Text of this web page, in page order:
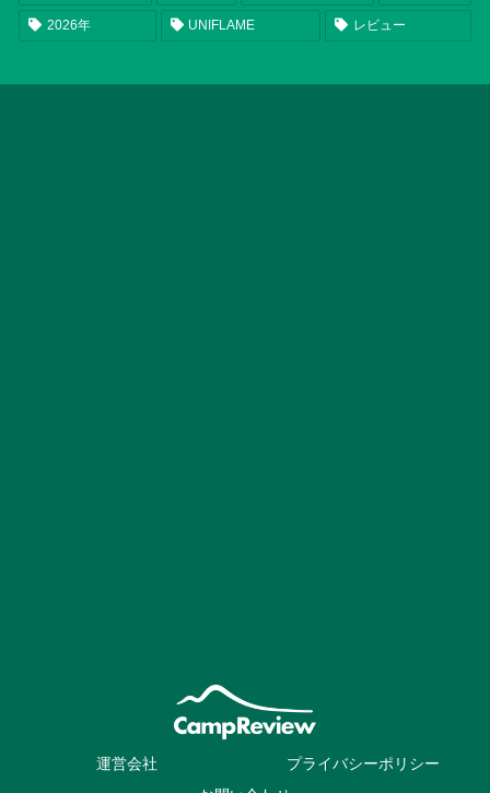
2026年 UNIFLAME レビュー
運営会社
プライバシーポリシー